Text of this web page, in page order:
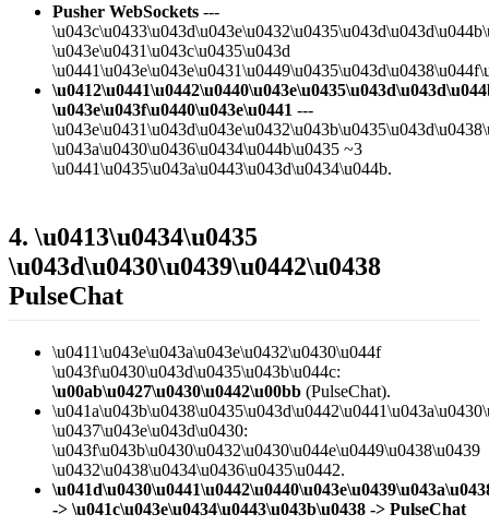
Pusher WebSockets ---
\u043e\u0431\u043c\u0435\u043d
\u043e\u043f\u0440\u043e\u0441 ---
\u043a\u0430\u0436\u0434\u044b\u0435 ~3
\u0441\u0435\u043a\u0443\u043d\u0434\u044b.
4. \u0413\u0434\u0435
\u043d\u0430\u0439\u0442\u0438
PulseChat
\u0411\u043e\u043a\u043e\u0432\u0430\u044f
\u043f\u0430\u043d\u0435\u043b\u044c:
\u00ab\u0427\u0430\u0442\u00bb (PulseChat).
\u0437\u043e\u043d\u0430:
\u043f\u043b\u0430\u0432\u0430\u044e\u0449\u0438\u0439
\u0432\u0438\u0434\u0436\u0435\u0442.
-> \u041c\u043e\u0434\u0443\u043b\u0438 -> PulseChat